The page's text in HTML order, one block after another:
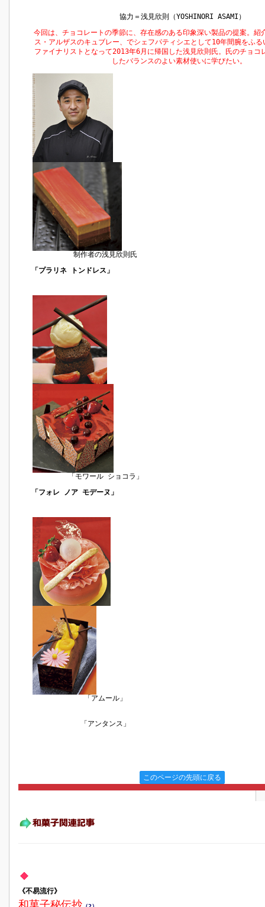
協力＝浅見欣則（YOSHINORI ASAMI）
今回は、チョコレートの季節に、存在感のある印象深い製品の提案。紹
ス・アルザスのキュブレー、でシェフパティシエとして10年間腕をふる
ファイナリストとなって2013年6月に帰国した浅見欣則氏。氏のチョコ
したバランスのよい素材使いに学びたい。
制作者の浅見欣則氏
「プラリネ トンドレス」
「モワール ショコラ」
「フォレ ノア モデーヌ」
「アムール」
「アンタンス」
このページの先頭に戻る
《不易流行》
和菓子秘伝抄